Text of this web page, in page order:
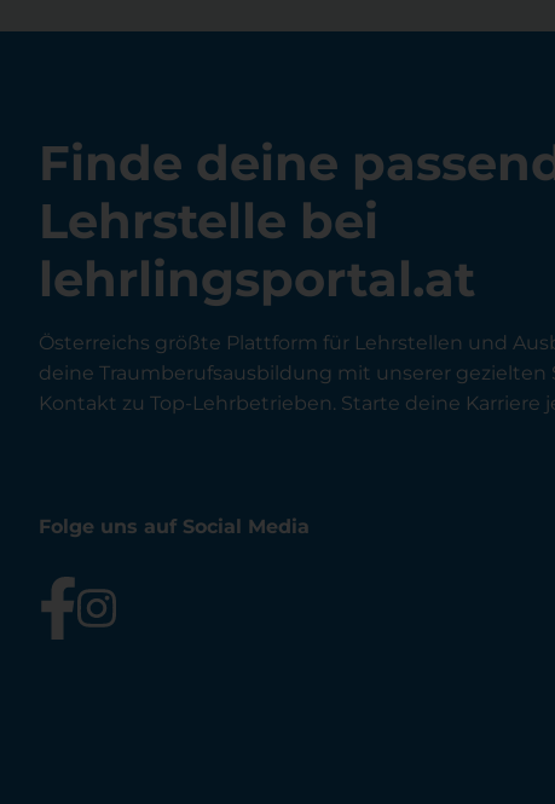
Finde deine
Lehrstelle bei
lehrlingsportal.at
Österreichs größte Plattform für Lehrstellen und
deine Traumberufsausbildung mit unserer
Kontakt zu Top-Lehrbetrieben. Starte deine Karriere
Folge uns auf Social Media